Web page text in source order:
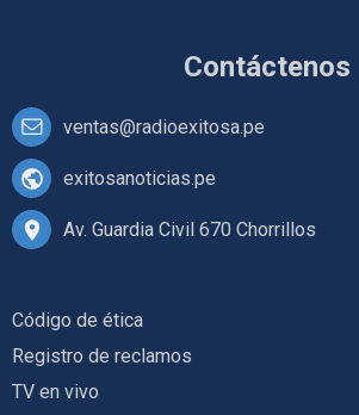
Contáctenos
ventas@radioexitosa.pe
exitosanoticias.pe
Av. Guardia Civil 670 Chorrillos
Código de ética
Registro de reclamos
TV en vivo